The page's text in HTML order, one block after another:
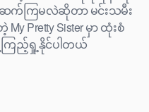
က်ကြမလဲဆိုတာ မင်းသမီး
Pretty Sister မှာ ထုံးစံ
ကြည့်ရှု့နိုင်ပါတယ်